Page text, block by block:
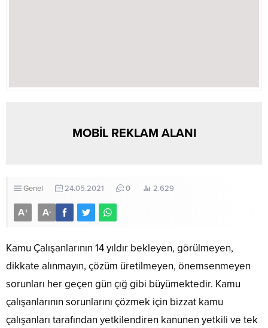
MOBİL REKLAM ALANI
Genel 24.05.2021 0 2.629
A+ A-
Kamu Çalışanlarının 14 yıldır bekleyen, görülmeyen,
dikkate alınmayın, çözüm üretilmeyen, önemsenmeyen
sorunları her geçen gün çığ gibi büyümektedir. Kamu
çalışanlarının sorunlarını çözmek için bizzat kamu
çalışanları tarafından yetkilendiren kanunen yetkili ve tek